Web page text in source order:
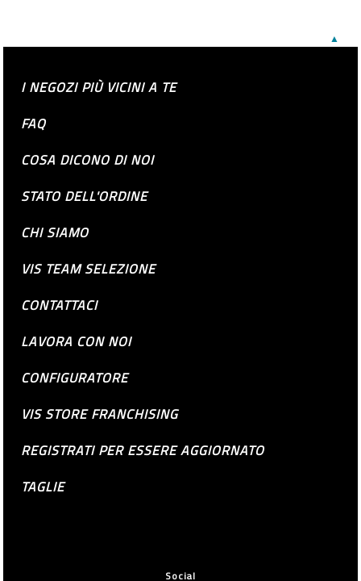
▲
I NEGOZI PIÙ VICINI A TE
FAQ
COSA DICONO DI NOI
STATO DELL'ORDINE
CHI SIAMO
VIS TEAM SELEZIONE
CONTATTACI
LAVORA CON NOI
CONFIGURATORE
VIS STORE FRANCHISING
REGISTRATI PER ESSERE AGGIORNATO
TAGLIE
Social